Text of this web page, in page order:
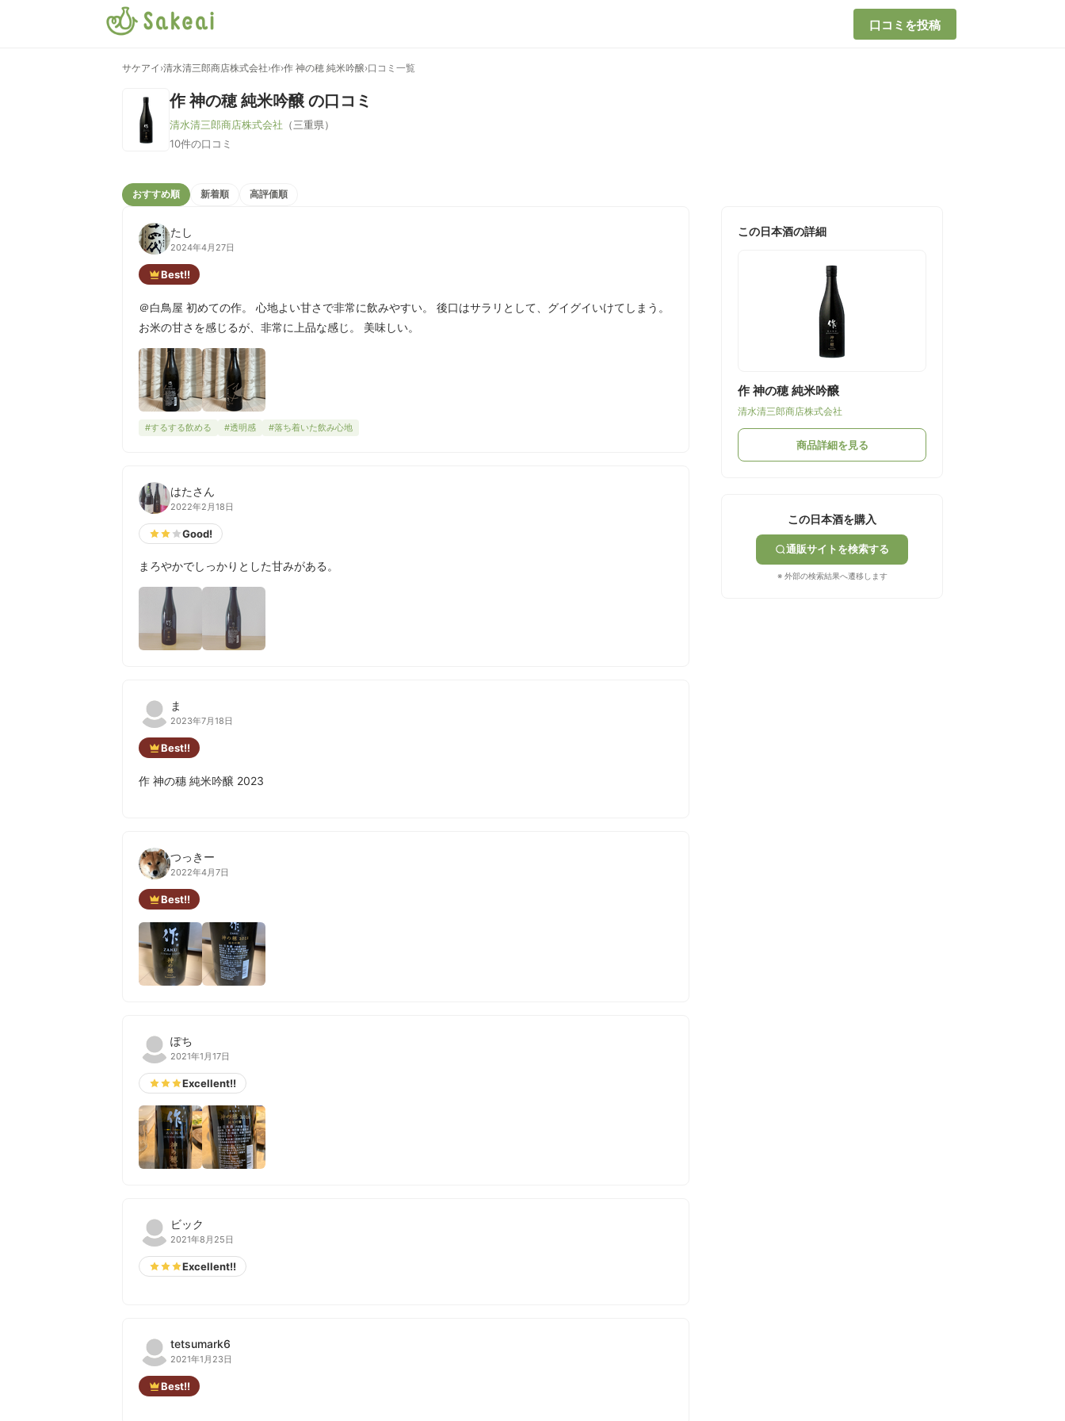
口コミを投稿
サケアイ ›清水清三郎商店株式会社›作›作 神の穂 純米吟醸›口コミ一覧
作 神の穂 純米吟醸 の口コミ
清水清三郎商店株式会社 （三重県）
10件の口コミ
おすすめ順 新着順 高評価順
たし
2024年4月27日
Best!!
＠白鳥屋 初めての作。 心地よい甘さで非常に飲みやすい。 後口はサラリとして、グイグイいけてしまう。
お米の甘さを感じるが、非常に上品な感じ。 美味しい。
#するする飲める #透明感 #落ち着いた飲み心地
はたさん
2022年2月18日
Good!
まろやかでしっかりとした甘みがある。
ま
2023年7月18日
Best!!
作 神の穗 純米吟醸 2023
つっきー
2022年4月7日
Best!!
ぽち
2021年1月17日
Excellent!!
ビック
2021年8月25日
Excellent!!
tetsumark6
2021年1月23日
Best!!
この日本酒の詳細
作 神の穂 純米吟醸
清水清三郎商店株式会社
商品詳細を見る
この日本酒を購入
通販サイトを検索する
※ 外部の検索結果へ遷移します